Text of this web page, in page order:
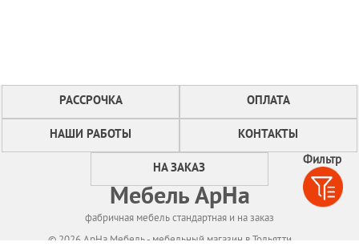
Фильтр
РАССРОЧКА ОПЛАТА
НАШИ РАБОТЫ КОНТАКТЫ
НА ЗАКАЗ
Мебель АрНа
фабричная мебель стандартная и на заказ
© 2026 АрНа Мебель - мебельный магазин в Тольятти